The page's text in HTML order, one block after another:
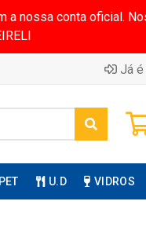
a nossa conta oficial.
Já é
PET U.D VIDROS